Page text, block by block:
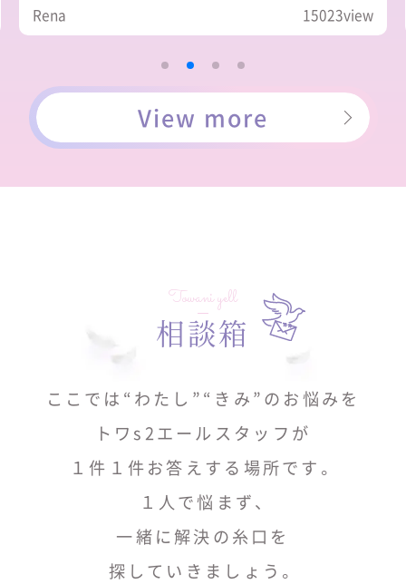
Rena 15023view
View more
Towani yell
相談箱
ここでは“わたし”“きみ”のお悩みを
トワs2エールスタッフが
１件１件お答えする場所です。
１人で悩まず、
一緒に解決の糸口を
探していきましょう。